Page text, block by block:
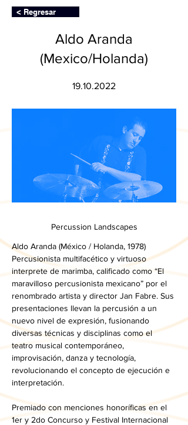
< Regresar
Aldo Aranda
(Mexico/Holanda)
19.10.2022
Percussion Landscapes
Aldo Aranda (México / Holanda, 1978)
Percusionista multifacético y virtuoso
interprete de marimba, calificado como “El
maravilloso percusionista mexicano” por el
renombrado artista y director Jan Fabre. Sus
presentaciones llevan la percusión a un
nuevo nivel de expresión, fusionando
diversas técnicas y disciplinas como el
teatro musical contemporáneo,
improvisación, danza y tecnología,
revolucionando el concepto de ejecución e
interpretación.
Premiado con menciones honoríficas en el
1er y 2do Concurso y Festival Internacional